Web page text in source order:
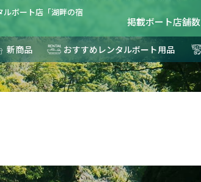
ルボート店「湖畔の宿
掲載ボート店舗数
新商品 おすすめレンタルボート用品